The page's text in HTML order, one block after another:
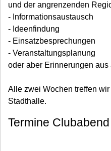
und der angrenzenden
- Informationsaustausch
- Ideenfindung
- Einsatzbesprechungen
- Veranstaltungsplanung
oder aber Erinnerungen aus
Alle zwei Wochen treffen
Stadthalle.
Termine Clubabend